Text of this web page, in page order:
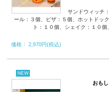
サンドウィッチ
ール：３個、ピザ：５個、ホットドッ
ト：１０個、シェイク：１０
価格： 2,970円(税込)
NEW
おも